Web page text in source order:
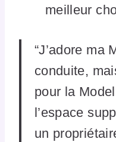
meilleur
“J’adore ma
conduite,
pour la
l’espace
un